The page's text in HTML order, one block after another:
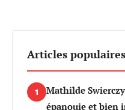
Articles populaires
1
Mathilde
épanouie et bien